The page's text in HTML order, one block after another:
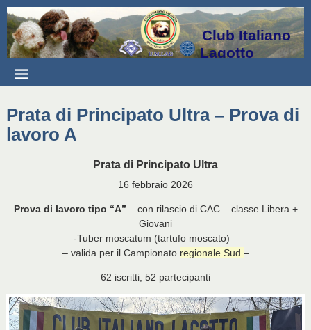
Club Italiano
Lagotto
Prata di Principato Ultra – Prova di
lavoro A
Prata di Principato Ultra
16 febbraio 2026
Prova di lavoro tipo “A” – con rilascio di CAC – classe Libera +
Giovani
-Tuber moscatum (tartufo moscato) –
– valida per il Campionato regionale Sud –
62 iscritti, 52 partecipanti